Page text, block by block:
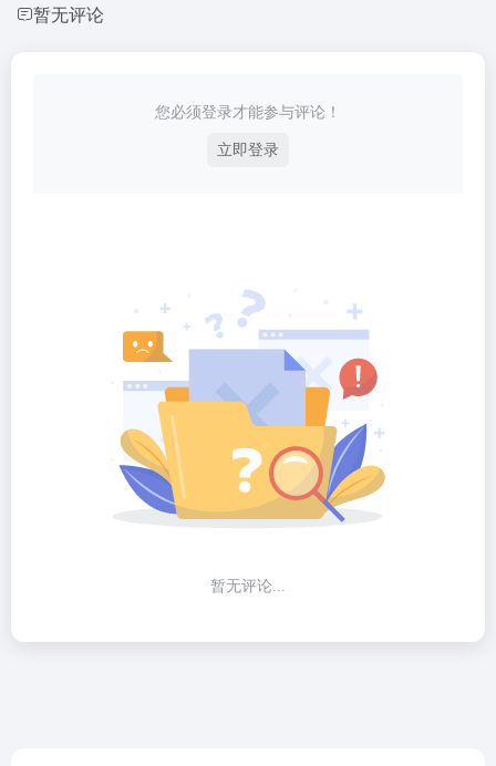
暂无评论
您必须登录才能参与评论！
立即登录
暂无评论...